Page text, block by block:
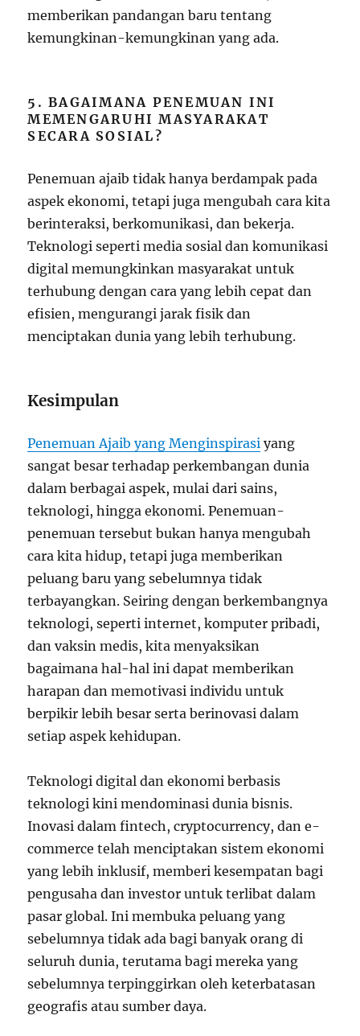
memberikan pandangan baru tentang
kemungkinan-kemungkinan yang ada.
5. BAGAIMANA PENEMUAN INI
MEMENGARUHI MASYARAKAT
SECARA SOSIAL?
Penemuan ajaib tidak hanya berdampak pada
aspek ekonomi, tetapi juga mengubah cara kita
berinteraksi, berkomunikasi, dan bekerja.
Teknologi seperti media sosial dan komunikasi
digital memungkinkan masyarakat untuk
terhubung dengan cara yang lebih cepat dan
efisien, mengurangi jarak fisik dan
menciptakan dunia yang lebih terhubung.
Kesimpulan
Penemuan Ajaib yang Menginspirasi yang
sangat besar terhadap perkembangan dunia
dalam berbagai aspek, mulai dari sains,
teknologi, hingga ekonomi. Penemuan-
penemuan tersebut bukan hanya mengubah
cara kita hidup, tetapi juga memberikan
peluang baru yang sebelumnya tidak
terbayangkan. Seiring dengan berkembangnya
teknologi, seperti internet, komputer pribadi,
dan vaksin medis, kita menyaksikan
bagaimana hal-hal ini dapat memberikan
harapan dan memotivasi individu untuk
berpikir lebih besar serta berinovasi dalam
setiap aspek kehidupan.
Teknologi digital dan ekonomi berbasis
teknologi kini mendominasi dunia bisnis.
Inovasi dalam fintech, cryptocurrency, dan e-
commerce telah menciptakan sistem ekonomi
yang lebih inklusif, memberi kesempatan bagi
pengusaha dan investor untuk terlibat dalam
pasar global. Ini membuka peluang yang
sebelumnya tidak ada bagi banyak orang di
seluruh dunia, terutama bagi mereka yang
sebelumnya terpinggirkan oleh keterbatasan
geografis atau sumber daya.